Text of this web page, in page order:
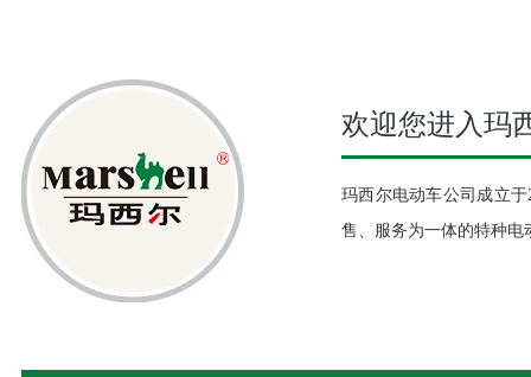
欢迎您进入玛
玛西尔电动车公司成立
售、服务为一体的特种电